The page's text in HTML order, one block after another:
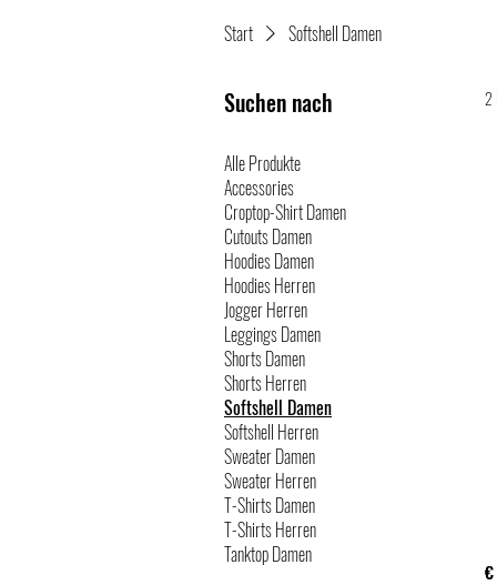
Start Softshell Damen
Suchen nach
Alle Produkte
Accessories
Croptop-Shirt Damen
Cutouts Damen
Hoodies Damen
Hoodies Herren
Jogger Herren
Leggings Damen
Shorts Damen
Shorts Herren
Softshell Damen
Softshell Herren
Sweater Damen
Sweater Herren
T-Shirts Damen
T-Shirts Herren
Tanktop Damen
2